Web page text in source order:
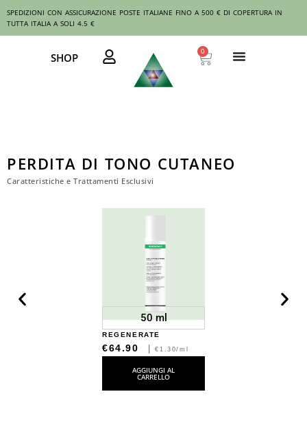
SPEDIZIONI CON ASSICURAZIONE POSTE ITALIANE FINO A 500 € DI COPERTURA IN
TUTTA ITALIA A SOLI 4.5 €
SHOP 0
Carrello
PERDITA DI TONO CUTANEO
Caratteristiche e Trattamenti Esclusivi
50 ml
REGENERATE
€64.90 |€1.30/ml
AGGIUNGI AL
CARRELLO